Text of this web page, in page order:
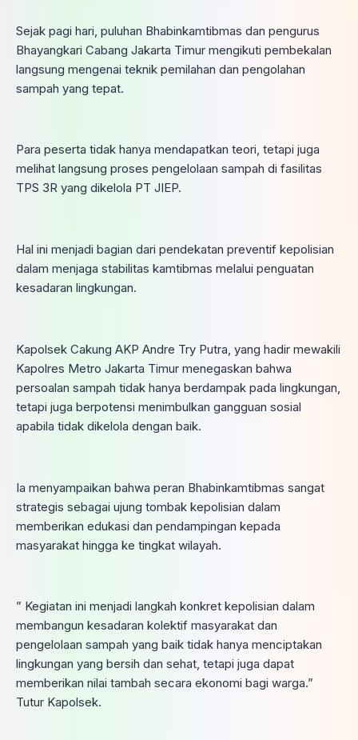
Sejak pagi hari, puluhan Bhabinkamtibmas dan pengurus
Bhayangkari Cabang Jakarta Timur mengikuti pembekalan
langsung mengenai teknik pemilahan dan pengolahan
sampah yang tepat.
Para peserta tidak hanya mendapatkan teori, tetapi juga
melihat langsung proses pengelolaan sampah di fasilitas
TPS 3R yang dikelola PT JIEP.
Hal ini menjadi bagian dari pendekatan preventif kepolisian
dalam menjaga stabilitas kamtibmas melalui penguatan
kesadaran lingkungan.
Kapolsek Cakung AKP Andre Try Putra, yang hadir mewakili
Kapolres Metro Jakarta Timur menegaskan bahwa
persoalan sampah tidak hanya berdampak pada lingkungan,
tetapi juga berpotensi menimbulkan gangguan sosial
apabila tidak dikelola dengan baik.
Ia menyampaikan bahwa peran Bhabinkamtibmas sangat
strategis sebagai ujung tombak kepolisian dalam
memberikan edukasi dan pendampingan kepada
masyarakat hingga ke tingkat wilayah.
” Kegiatan ini menjadi langkah konkret kepolisian dalam
membangun kesadaran kolektif masyarakat dan
pengelolaan sampah yang baik tidak hanya menciptakan
lingkungan yang bersih dan sehat, tetapi juga dapat
memberikan nilai tambah secara ekonomi bagi warga.”
Tutur Kapolsek.